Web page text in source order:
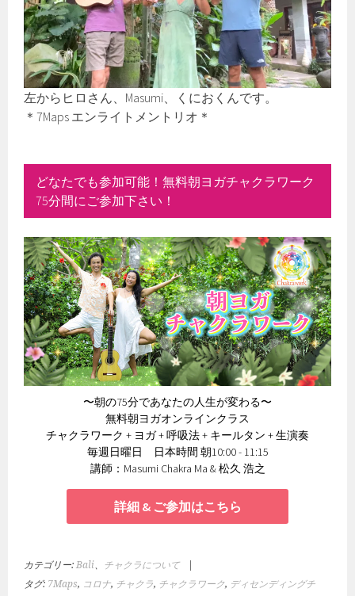
左からヒロさん、Masumi、くにおくんです。
＊7Maps エンライトメントリオ＊
どなたでも参加可能！無料朝ヨガチャクラワーク
75分間にご参加下さい！
〜朝の75分であなたの人生が変わる〜
無料朝ヨガオンラインクラス
チャクラワーク + ヨガ + 呼吸法 + キールタン + 生演奏
毎週日曜日 日本時間 朝10:00 - 11:15
講師：Masumi Chakra Ma & 松久 浩之
詳細 & ご参加はこちら
カテゴリー:Bali、 チャクラについて
タグ: 7Maps, コロナ, チャクラ, チャクラワーク, ディセンディングチ